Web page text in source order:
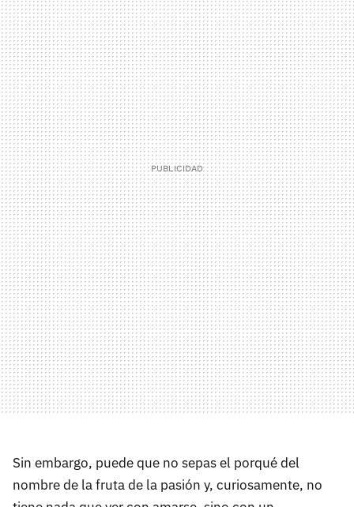
Sin embargo, puede que no sepas el porqué del
nombre de la fruta de la pasión y, curiosamente, no